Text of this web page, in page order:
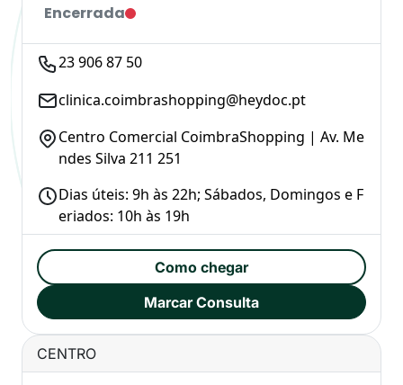
Encerrada
23 906 87 50
clinica.coimbrashopping@heydoc.pt
Centro Comercial CoimbraShopping | Av. Me
ndes Silva 211 251
Dias úteis: 9h às 22h; Sábados, Domingos e F
eriados: 10h às 19h
Como chegar
Marcar Consulta
CENTRO